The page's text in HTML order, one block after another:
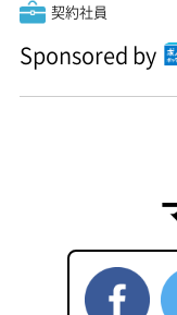
契約社員
Sponsored by